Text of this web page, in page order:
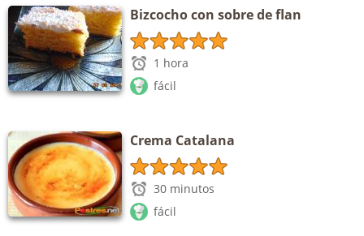
Bizcocho con sobre de flan
1 hora
fácil
Crema Catalana
30 minutos
fácil